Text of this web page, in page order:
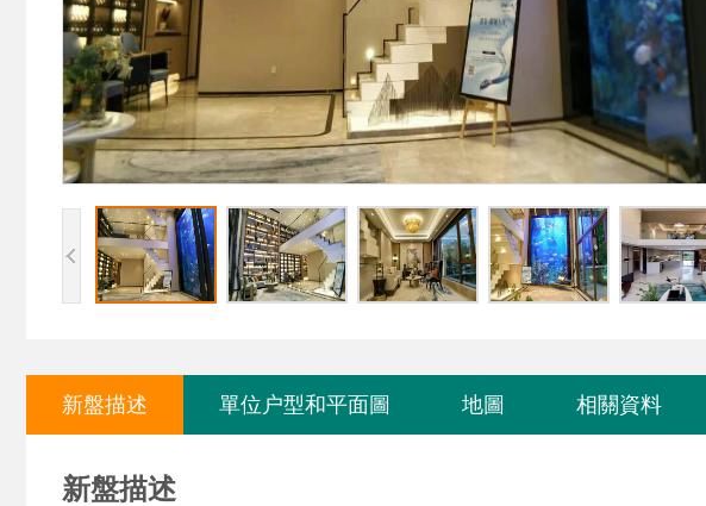
新盤描述 單位户型和平面圖 地圖 相關資料
新盤描述